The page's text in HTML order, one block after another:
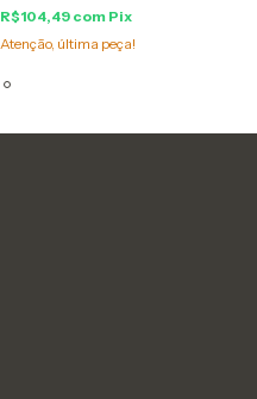
R$104,49 com Pix
Atenção, última peça!